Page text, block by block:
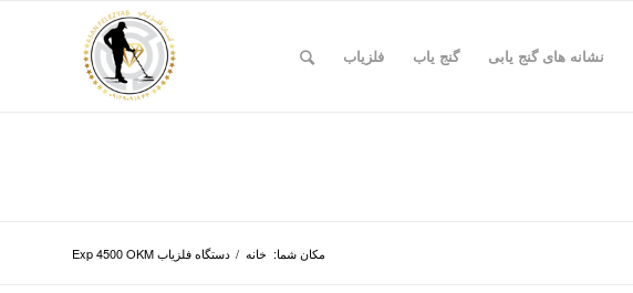
نشانه های گنج یابی گنج یاب فلزیاب
مکان شما: خانه / دستگاه فلزیاب Exp 4500 OKM